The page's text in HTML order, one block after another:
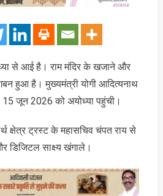
से आई है। राम मंदिर के खजाने और
हुआ है। मुख्यमंत्री योगी आदित्यनाथ
15 जून 2026 को अयोध्या पहुंची।
क्षेत्र ट्रस्ट के महासचिव चंपत राय से
साक्ष्य खंगाले।